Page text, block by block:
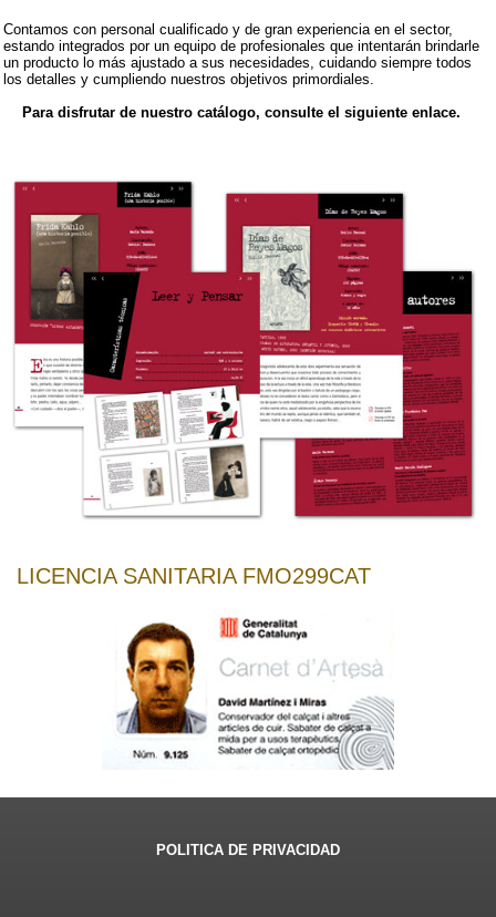
Contamos con personal cualificado y de gran experiencia en el sector,
estando integrados por un equipo de profesionales que intentarán brindarle
un producto lo más ajustado a sus necesidades, cuidando siempre todos
los detalles y cumpliendo nuestros objetivos primordiales.
Para disfrutar de nuestro catálogo, consulte el siguiente enlace.
LICENCIA SANITARIA FMO299CAT
POLITICA DE PRIVACIDAD